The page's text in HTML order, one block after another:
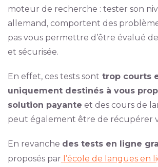
moteur de recherche : tester son
allemand, comportent des
pas vous permettre d’être évalué
et sécurisée.
En effet, ces tests sont trop courts
uniquement destinés à vous
solution payante et des cours de
peut également être de récupérer
En revanche des tests en ligne
proposés par l’école de langues en